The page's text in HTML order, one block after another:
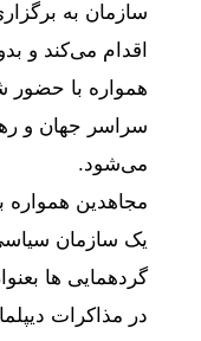
سازمان به
اقدام می‌کند و
همواره با
سراسر جهان و
می‌شود.
مجاهدین همواره
یک سازمان
گردهمایی ها
در مذاکرات